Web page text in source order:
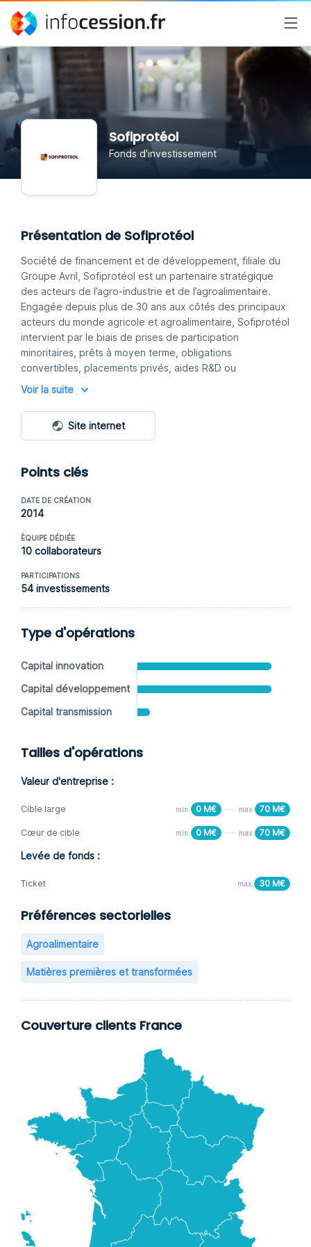
Sofiprotéol
Fonds d'investissement
Présentation de Sofiprotéol
Société de financement et de développement, filiale du
Groupe Avril, Sofiprotéol est un partenaire stratégique
des acteurs de l’agro-industrie et de l’agroalimentaire.
Engagée depuis plus de 30 ans aux côtés des principaux
acteurs du monde agricole et agroalimentaire, Sofiprotéol
intervient par le biais de prises de participation
minoritaires, prêts à moyen terme, obligations
convertibles, placements privés, aides R&D ou
interventions en capital-risque qui peuvent avoir
externe de l'entreprise, le renforcement des fonds
propres ou la transmission du capital de l'entreprise la
conception ou la négociation d’une alliance stratégique
Sofiprotéol a financé plus de 100 entreprises,
Voir la suite
Site internet
Points clés
DATE DE CRÉATION
2014
ÈQUIPE DÉDIÉE
10 collaborateurs
PARTICIPATIONS
54 investissements
Type d'opérations
Capital innovation
Capital développement
Capital transmission
Tailles d'opérations
Valeur d'entreprise :
Cible large min 0 M€ max 70 M€
Cœur de cible min 0 M€ max 70 M€
Levée de fonds :
Ticket max 30 M€
Préférences sectorielles
Agroalimentaire
Matières premières et transformées
Couverture clients France